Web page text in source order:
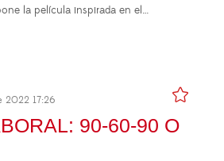
la película inspirada en el…
2022 17:26
90-60-90 O